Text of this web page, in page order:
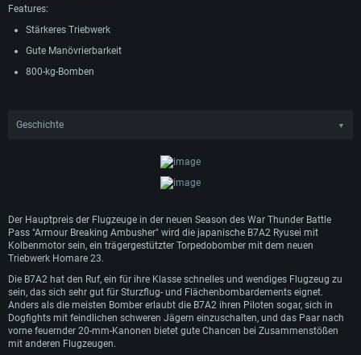
SYSTEMANFORDERUNGEN
Für PC
Für MAC
Für Linux
Mindestanforderungen
Mindestanforderungen
Mindestanforderungen
Features:
Stärkeres Triebwerk
Gute Manövrierbarkeit
800-kg-Bomben
Geschichte ▼
Aufrüstungsprogramm der kaiserlichen Marine von 1941, aber Aichi konnte erst
1944 mit der Massenproduktion beginnen. Da es keine geeigneten
Flugzeugträger für den Einsatz gab, wurde das Flugzeug hauptsächlich von
dem Homare 23-Triebwerk, einer modifizierten Variante des Homare 21-
Triebwerks der N1K2, anstelle des standardmäßigen Homare 12-Triebwerks
ausgestattet, um den Mangel an Triebwerken zu kompensieren. Zusammen mit
dem Versuchsflugzeug wurden insgesamt 105 Exemplare der B7A2 hergestellt.
Der Hauptpreis der Flugzeuge in der neuen Season des War Thunder Battle
Pass "Armour Breaking Ambusher" wird die japanische B7A2 Ryusei mit
Kolbenmotor sein, ein trägergestützter Torpedobomber mit dem neuen
Triebwerk Homare 23.
Die B7A2 hat den Ruf, ein für ihre Klasse schnelles und wendiges Flugzeug zu
sein, das sich sehr gut für Sturzflug- und Flächenbombardements eignet.
Anders als die meisten Bomber erlaubt die B7A2 ihren Piloten sogar, sich in
Dogfights mit feindlichen schweren Jägern einzuschalten, und das Paar nach
vorne feuernder 20-mm-Kanonen bietet gute Chancen bei Zusammenstößen
mit anderen Flugzeugen.